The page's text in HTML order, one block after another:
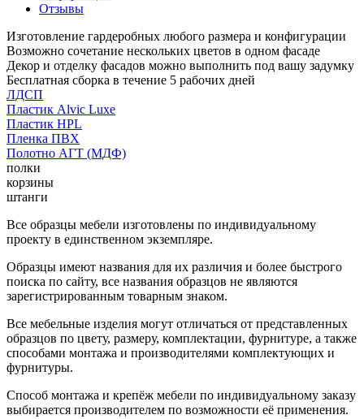
Отзывы
Изготовление гардеробных любого размера и конфигурации
Возможно сочетание нескольких цветов в одном фасаде
Декор и отделку фасадов можно выполнить под вашу задумку
Бесплатная сборка в течение 5 рабочих дней
ЛДСП
Пластик Alvic Luxe
Пластик HPL
Пленка ПВХ
Полотно АГТ (МДФ)
полки
корзины
штанги
Все образцы мебели изготовлены по индивидуальному
проекту в единственном экземпляре.
Образцы имеют названия для их различия и более быстрого
поиска по сайту, все названия образцов не являются
зарегистрированным товарным знаком.
Все мебельные изделия могут отличаться от представленных
образцов по цвету, размеру, комплектации, фурнитуре, а также
способами монтажа и производителями комплектующих и
фурнитуры.
Способ монтажа и крепёж мебели по индивидуальному заказу
выбирается производителем по возможности её применения.